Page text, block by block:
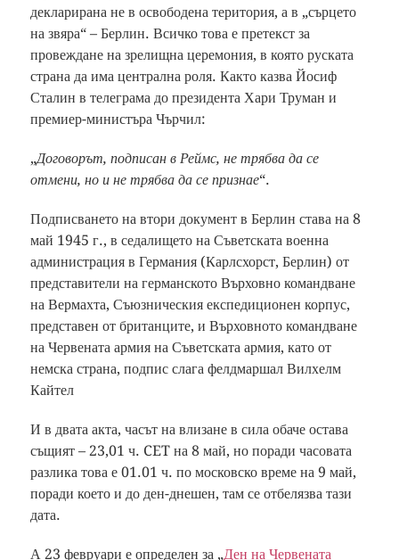
декларирана не в освободена територия, а в „сърцето
на звяра“ – Берлин. Всичко това е претекст за
провеждане на зрелищна церемония, в която руската
страна да има централна роля. Както казва Йосиф
Сталин в телеграма до президента Хари Труман и
премиер-министъра Чърчил:
„Договорът, подписан в Реймс, не трябва да се
отмени, но и не трябва да се признае“.
Подписването на втори документ в Берлин става на 8
май 1945 г., в седалището на Съветската военна
администрация в Германия (Карлсхорст, Берлин) от
представители на германското Върховно командване
на Вермахта, Съюзническия експедиционен корпус,
представен от британците, и Върховното командване
на Червената армия на Съветската армия, като от
немска страна, подпис слага фелдмаршал Вилхелм
Кайтел
И в двата акта, часът на влизане в сила обаче остава
същият – 23,01 ч. CET на 8 май, но поради часовата
разлика това е 01.01 ч. по московско време на 9 май,
поради което и до ден-днешен, там се отбелязва тази
дата.
А 23 февруари е определен за „Ден на Червената